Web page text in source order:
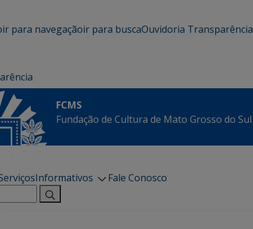
ir para navegaçãoir para buscaOuvidoria Transparência
FCMS
Fundação de Cultura de Mato Grosso do Sul
Informativos
Fale Conosco